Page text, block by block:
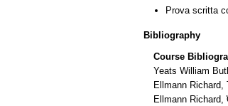
Prova scritta
Bibliography
Course
Yeats William
Ellmann Richard,
Ellmann